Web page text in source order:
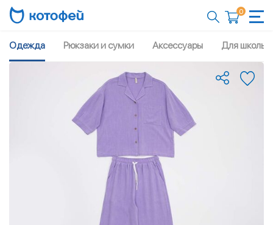
0
Одежда Рюкзаки и сумки Аксессуары Для школы